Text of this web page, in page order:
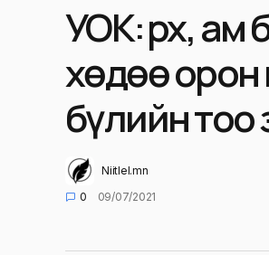
УОК: Өрх, ам
хөдөө орон
бүлийн тоо
Niitlel.mn
0
09/07/2021